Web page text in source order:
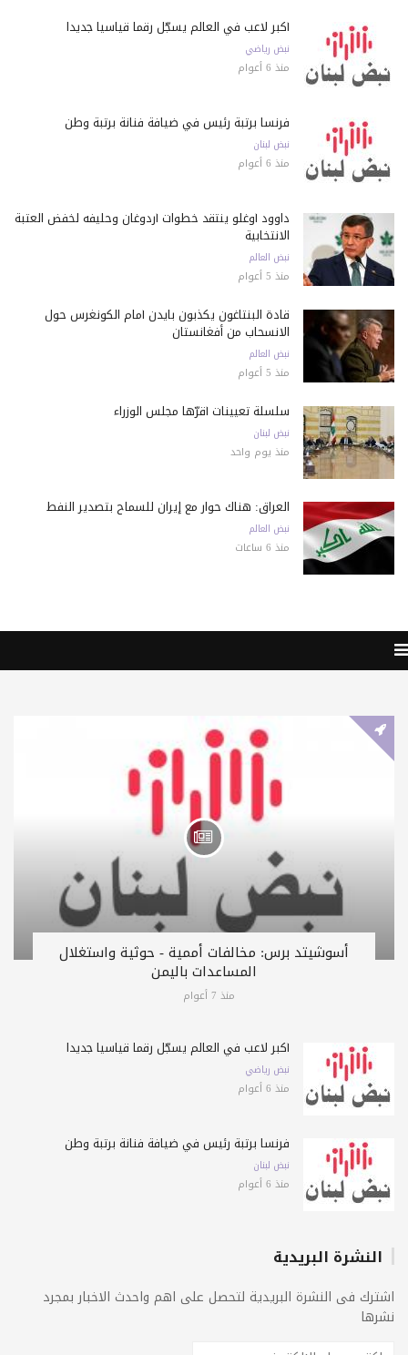
أكبر لاعب في العالم يسجّل رقماً قياسياً جديداً
نبض رياضي
منذ 6 أعوام
فرنسا برتبة رئيس في ضيافة فنانة برتبة وطن
نبض لبنان
منذ 6 أعوام
داوود أوغلو ينتقد خطوات أردوغان وحليفه لخفض العتبة
الانتخابية
نبض العالم
منذ 5 أعوام
قادة البنتاغون يكذبون بايدن أمام الكونغرس حول
الانسحاب من أفغانستان
نبض العالم
منذ 5 أعوام
سلسلة تعيينات أقرّها مجلس الوزراء
نبض لبنان
منذ يوم واحد
العراق: هناك حوار مع إيران للسماح بتصدير النفط
نبض العالم
منذ 6 ساعات
أسوشيتد برس: مخالفات أممية - حوثية واستغلال
المساعدات باليمن
منذ 7 أعوام
أكبر لاعب في العالم يسجّل رقماً قياسياً جديداً
نبض رياضي
منذ 6 أعوام
فرنسا برتبة رئيس في ضيافة فنانة برتبة وطن
نبض لبنان
منذ 6 أعوام
النشرة البريدية
اشترك فى النشرة البريدية لتحصل على اهم واحدث الاخبار بمجرد
نشرها